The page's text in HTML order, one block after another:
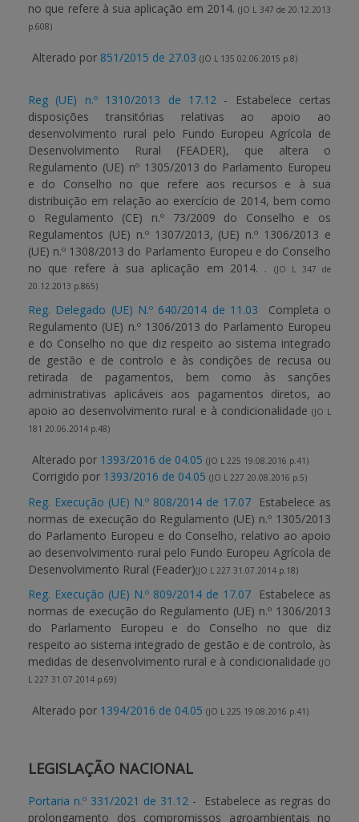
no que refere à sua aplicação em 2014. (JO L 347 de 20.12.2013
p.608)
Alterado por 851/2015 de 27.03 (JO L 135 02.06.2015 p.8)
Reg (UE) n.º 1310/2013 de 17.12- Estabelece certas
disposições transitórias relativas ao apoio ao
desenvolvimento rural pelo Fundo Europeu Agrícola de
Desenvolvimento Rural (FEADER), que altera o
Regulamento (UE) nº 1305/2013 do Parlamento Europeu
e do Conselho no que refere aos recursos e à sua
distribuição em relação ao exercício de 2014, bem como
o Regulamento (CE) n.º 73/2009 do Conselho e os
Regulamentos (UE) n.º 1307/2013, (UE) n.º 1306/2013 e
(UE) n.º 1308/2013 do Parlamento Europeu e do Conselho
no que refere à sua aplicação em 2014. .
(JO L 347 de
20.12.2013 p.865)
Reg. Delegado (UE) N.º 640/2014 de 11.03 Completa o
Regulamento (UE) n.º 1306/2013 do Parlamento Europeu
e do Conselho no que diz respeito ao sistema integrado
de gestão e de controlo e às condições de recusa ou
retirada de pagamentos, bem como às sanções
administrativas aplicáveis aos pagamentos diretos, ao
apoio ao desenvolvimento rural e à condicionalidade (JO L
181 20.06.2014 p.48)
Alterado por 1393/2016 de 04.05 (JO L 225 19.08.2016 p.41)
Corrigido por 1393/2016 de 04.05 (JO L 227 20.08.2016 p.5)
Reg. Execução (UE) N.º 808/2014 de 17.07 Estabelece as
normas de execução do Regulamento (UE) n.º 1305/2013
do Parlamento Europeu e do Conselho, relativo ao apoio
ao desenvolvimento rural pelo Fundo Europeu Agrícola de
Desenvolvimento Rural (Feader)(JO L 227 31.07.2014 p.18)
Reg. Execução (UE) N.º 809/2014 de 17.07 Estabelece as
normas de execução do Regulamento (UE) n.º 1306/2013
do Parlamento Europeu e do Conselho no que diz
respeito ao sistema integrado de gestão e de controlo, às
medidas de desenvolvimento rural e à condicionalidade (JO
L 227 31.07.2014 p.69)
Alterado por 1394/2016 de 04.05 (JO L 225 19.08.2016 p.41)
LEGISLAÇÃO NACIONAL
Portaria n.º 331/2021 de 31.12 - Estabelece as regras do
prolongamento dos compromissos agroambientais no